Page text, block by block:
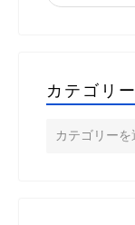
カテゴリー